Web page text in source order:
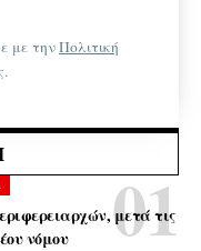
με τηνΠολιτική
μετά τις
νόμου